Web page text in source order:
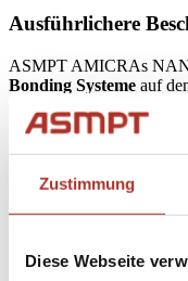
Zustimmung
Diese Webseite
Ausführlichere
ASMPT AMICRAs
Bonding Systeme auf
Platzierungsgenauigkeit
kann, während er bei
Art des Die-Bondens als
auch fürThrough
Lite heute als einer der